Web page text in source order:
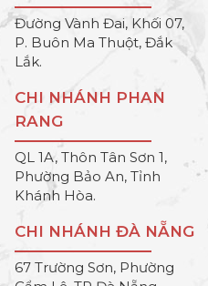
Đường Vành Đai, Khối 07,
P. Buôn Ma Thuột, Đắk
Lắk.
CHI NHÁNH PHAN
RANG
QL 1A, Thôn Tân Sơn 1,
Phường Bảo An, Tỉnh
Khánh Hòa.
CHI NHÁNH ĐÀ NẴNG
67 Trường Sơn, Phường